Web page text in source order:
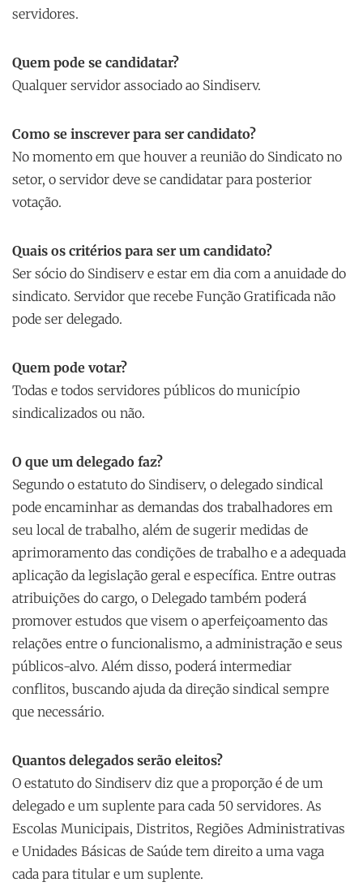
servidores.
Quem pode se candidatar?
Qualquer servidor associado ao Sindiserv.
Como se inscrever para ser candidato?
No momento em que houver a reunião do Sindicato no
setor, o servidor deve se candidatar para posterior
votação.
Quais os critérios para ser um candidato?
Ser sócio do Sindiserv e estar em dia com a anuidade do
sindicato. Servidor que recebe Função Gratificada não
pode ser delegado.
Quem pode votar?
Todas e todos servidores públicos do município
sindicalizados ou não.
O que um delegado faz?
Segundo o estatuto do Sindiserv, o delegado sindical
pode encaminhar as demandas dos trabalhadores em
seu local de trabalho, além de sugerir medidas de
aprimoramento das condições de trabalho e a adequada
aplicação da legislação geral e específica. Entre outras
atribuições do cargo, o Delegado também poderá
promover estudos que visem o aperfeiçoamento das
relações entre o funcionalismo, a administração e seus
públicos-alvo. Além disso, poderá intermediar
conflitos, buscando ajuda da direção sindical sempre
que necessário.
Quantos delegados serão eleitos?
O estatuto do Sindiserv diz que a proporção é de um
delegado e um suplente para cada 50 servidores. As
Escolas Municipais, Distritos, Regiões Administrativas
e Unidades Básicas de Saúde tem direito a uma vaga
cada para titular e um suplente.